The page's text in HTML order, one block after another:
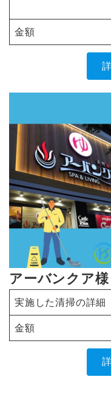
金額
アーバンクア様
実施した清掃の詳細
金額